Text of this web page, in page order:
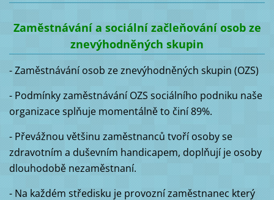
Zaměstnávání a sociální začleňování osob ze
znevýhodněných skupin
- Zaměstnávání osob ze znevýhodněných skupin (OZS)
- Podmínky zaměstnávání OZS sociálního podniku naše
organizace splňuje momentálně to činí 89%.
- Převážnou většinu zaměstnanců tvoří osoby se
zdravotním a duševním handicapem, doplňují je osoby
dlouhodobě nezaměstnaní.
- Na každém středisku je provozní zaměstnanec který